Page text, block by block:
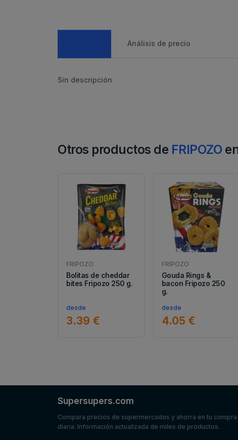
Análisis de precio
Sin descripción
Otros productos de FRIPOZO
FRIPOZO
Bolitas de cheddar
bites Fripozo 250 g.
desde
3.39 €
FRIPOZO
Gouda Rings &
bacon Fripozo 250
g.
desde
4.05 €
Supersupers.com
Compara precios de supermercados y ahorra en tu compra
diaria. Información actualizada de miles de productos.